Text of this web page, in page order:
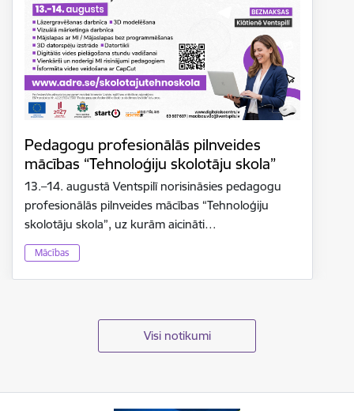
Pedagogu profesionālās pilnveides
mācības “Tehnoloģiju skolotāju skola”
13.–14. augustā Ventspilī norisināsies pedagogu
profesionālās pilnveides mācības “Tehnoloģiju
skolotāju skola”, uz kurām aicināti…
Mācības
Visi notikumi